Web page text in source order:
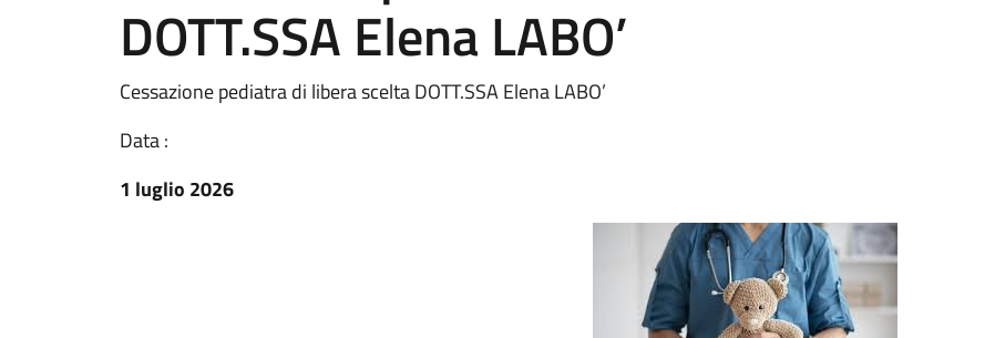
DOTT.SSA Elena LABO’
Cessazione pediatra di libera scelta DOTT.SSA Elena LABO’
Data :
1 luglio 2026